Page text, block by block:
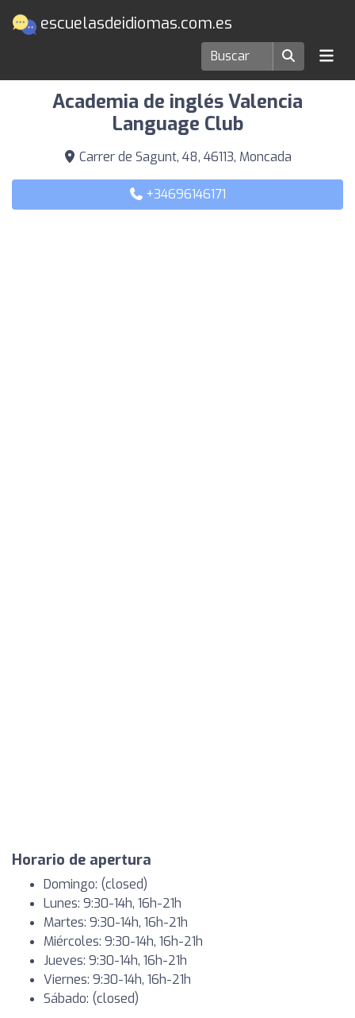
escuelasdeidiomas.com.es
Escuelas de idiomas en Moncada
Academia de inglés Valencia
Language Club
Carrer de Sagunt, 48, 46113, Moncada
+34696146171
Horario de apertura
Domingo: (closed)
Lunes: 9:30-14h, 16h-21h
Martes: 9:30-14h, 16h-21h
Miércoles: 9:30-14h, 16h-21h
Jueves: 9:30-14h, 16h-21h
Viernes: 9:30-14h, 16h-21h
Sábado: (closed)